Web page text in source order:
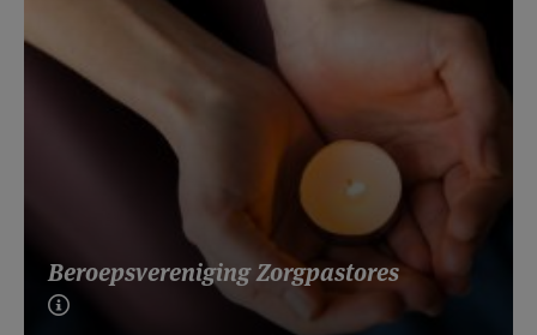
Beroepsvereniging Zorgpastores